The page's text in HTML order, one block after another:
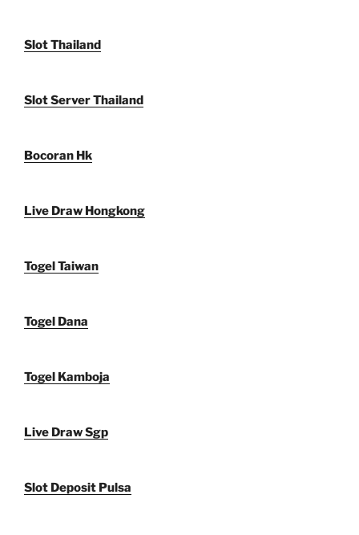
Slot Thailand
Slot Server Thailand
Bocoran Hk
Live Draw Hongkong
Togel Taiwan
Togel Dana
Togel Kamboja
Live Draw Sgp
Slot Deposit Pulsa